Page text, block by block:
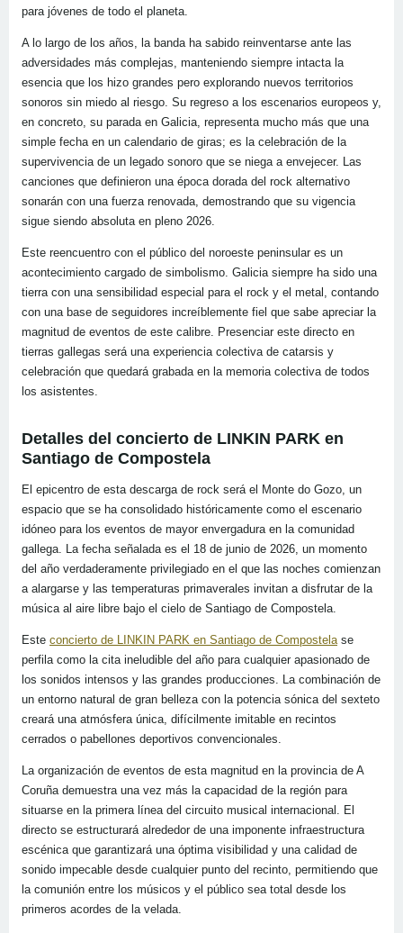
para jóvenes de todo el planeta.
A lo largo de los años, la banda ha sabido reinventarse ante las
adversidades más complejas, manteniendo siempre intacta la
esencia que los hizo grandes pero explorando nuevos territorios
sonoros sin miedo al riesgo. Su regreso a los escenarios europeos y,
en concreto, su parada en Galicia, representa mucho más que una
simple fecha en un calendario de giras; es la celebración de la
supervivencia de un legado sonoro que se niega a envejecer. Las
canciones que definieron una época dorada del rock alternativo
sonarán con una fuerza renovada, demostrando que su vigencia
sigue siendo absoluta en pleno 2026.
Este reencuentro con el público del noroeste peninsular es un
acontecimiento cargado de simbolismo. Galicia siempre ha sido una
tierra con una sensibilidad especial para el rock y el metal, contando
con una base de seguidores increíblemente fiel que sabe apreciar la
magnitud de eventos de este calibre. Presenciar este directo en
tierras gallegas será una experiencia colectiva de catarsis y
celebración que quedará grabada en la memoria colectiva de todos
los asistentes.
Detalles del concierto de LINKIN PARK en
Santiago de Compostela
El epicentro de esta descarga de rock será el Monte do Gozo, un
espacio que se ha consolidado históricamente como el escenario
idóneo para los eventos de mayor envergadura en la comunidad
gallega. La fecha señalada es el 18 de junio de 2026, un momento
del año verdaderamente privilegiado en el que las noches comienzan
a alargarse y las temperaturas primaverales invitan a disfrutar de la
música al aire libre bajo el cielo de Santiago de Compostela.
Este concierto de LINKIN PARK en Santiago de Compostelase
perfila como la cita ineludible del año para cualquier apasionado de
los sonidos intensos y las grandes producciones. La combinación de
un entorno natural de gran belleza con la potencia sónica del sexteto
creará una atmósfera única, difícilmente imitable en recintos
cerrados o pabellones deportivos convencionales.
La organización de eventos de esta magnitud en la provincia de A
Coruña demuestra una vez más la capacidad de la región para
situarse en la primera línea del circuito musical internacional. El
directo se estructurará alrededor de una imponente infraestructura
escénica que garantizará una óptima visibilidad y una calidad de
sonido impecable desde cualquier punto del recinto, permitiendo que
la comunión entre los músicos y el público sea total desde los
primeros acordes de la velada.